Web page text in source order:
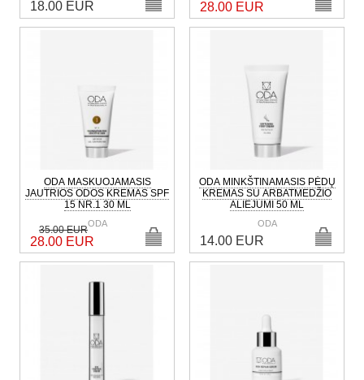
18.00 EUR 28.00 EUR
ODA MASKUOJAMASIS
JAUTRIOS ODOS KREMAS SPF
15 NR.1 30 ML
ODA
35.00 EUR
28.00 EUR
ODA MINKŠTINAMASIS PĖDŲ
KREMAS SU ARBATMEDŽIO
ALIEJUMI 50 ML
ODA
14.00 EUR